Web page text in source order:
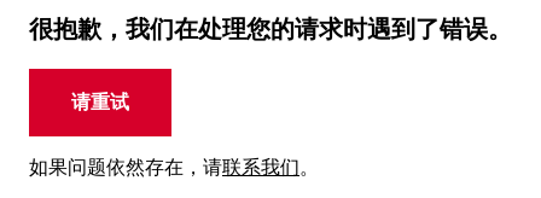
很抱歉，我们在处理您的请求时遇到了错误。
请重试
如果问题依然存在，请联系我们。